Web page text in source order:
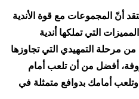
أنّ المجموعات مع قوة الأندية
التي تملكها أندية
التمهيدي التي تجاوزها
أفضل من أن تلعب أمام
أمامك بدوافع متمثلة في